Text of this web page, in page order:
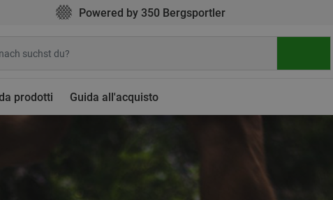
Powered by 350 Bergsportler
prodotti Guida all'acquisto